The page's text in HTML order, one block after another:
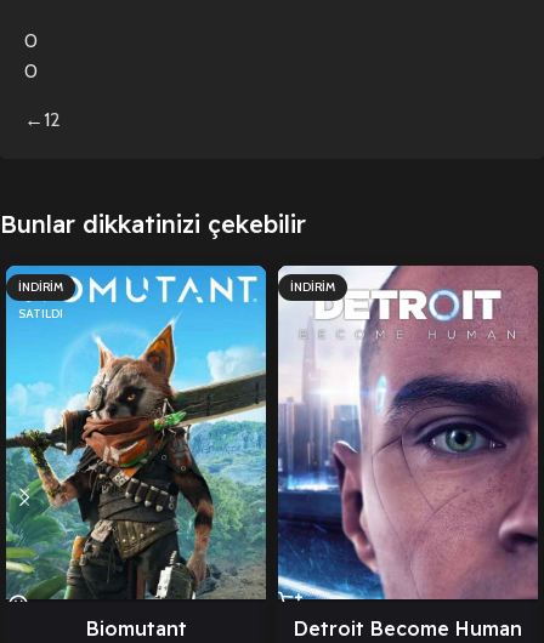
0
0
← 12
Bunlar dikkatinizi çekebilir
İNDIRIM
SATILDI
Biomutant
İNDIRIM
Detroit Become Human